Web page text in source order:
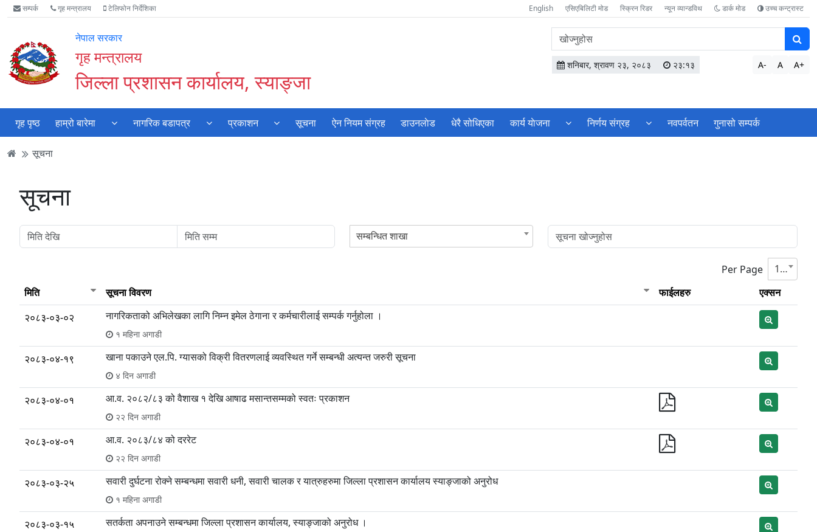
Accessibility
Mode
गर्नुहोस्
मुख्य
सामाग्री
मुख्य
नेभिगेसन
वेबसाइट
खोजमा
सम्पर्क गृह मन्त्रालय टेलिफोन निर्देशिका English एसिएबिलिटी मोड स्क्रिन रिडर न्यून व्यान्डविथ डार्क मोड उच्च कन्ट्रास्ट
नेपाल सरकार
गृह मन्त्रालय
जिल्ला प्रशासन कार्यालय, स्याङ्जा
वेबसाइटमा
सामग्री
खोज्नुहोस
शनिबार, श्रावण २३, २०८३ २३:१३ A- A A+
गृह पृष्ठ हाम्रो बारेमा नागरिक बडापत्र प्रकाशन सूचना ऐन नियम संग्रह डाउनलाेड धेरै सोधिएका कार्य याेजना निर्णय संग्रह नवपर्वतन गुनासो सम्पर्क
सूचना
सूचना
सम्बन्धित शाखा
Per Page
10
मिति
सूचना विवरण फाईलहरु
एक्सन
२०८३-०३-०२
नागरिकताको अभिलेखका लागि निम्न इमेल ठेगाना र कर्मचारीलाई सम्पर्क गर्नुहोला ।
१ महिना अगाडी
२०८३-०४-१९ खाना पकाउने एल.पि. ग्यासको विक्री वितरणलाई व्यवस्थित गर्ने सम्बन्धी अत्यन्त जरुरी सूचना
४ दिन अगाडी
२०८३-०४-०१ आ‍.व. २०८२/८३ को वैशाख १ देखि आषाढ मसान्तसम्मको स्वतः प्रकाशन
२२ दिन अगाडी
२०८३-०४-०१ आ.व. २०८३/८४ को दररेट
२२ दिन अगाडी
२०८३-०३-२५ सवारी दुर्घटना रोक्ने सम्बन्धमा सवारी धनी, सवारी चालक र यात्रुहरुमा जिल्ला प्रशासन कार्यालय स्याङ्जाको अनुरोध
१ महिना अगाडी
२०८३-०३-१५ सतर्कता अपनाउने सम्बन्धमा जिल्ला प्रशासन कार्यालय, स्याङ्जाको अनुरोध ।